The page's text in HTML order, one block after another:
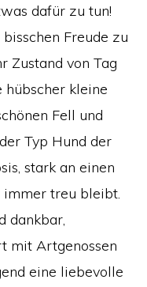
dafür zu tun!
Freude zu
Zustand von Tag
hübscher kleine
Fell und
Typ Hund der
stark an einen
treu bleibt.
dankbar,
mit Artgenossen
eine liebevolle